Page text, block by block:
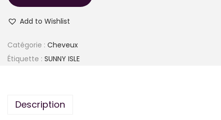
Add to Wishlist
Catégorie : Cheveux
Étiquette : SUNNY ISLE
Description